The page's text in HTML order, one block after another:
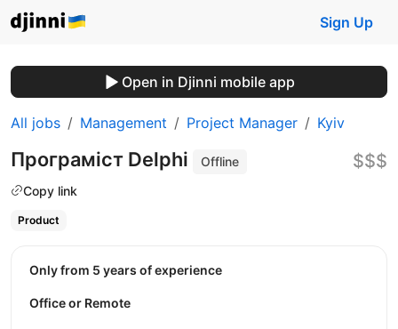
Sign Up
Open in Djinni mobile app
All jobs Management Project Manager Kyiv
Програміст Delphi
Offline
Copy link
$$$
Product
Only from 5 years of experience
Office or Remote